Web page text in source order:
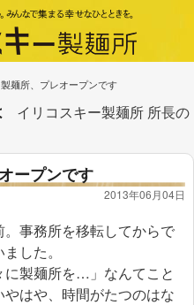
麺所、プレオープンです
イリコスキー製麺所 所長の
ープンです
2013年06月04日
事務所を移転してからで
した。
製麺所を…」なんてこと
はや、時間がたつのはな